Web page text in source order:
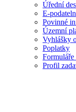
Úřední
E-
Povinné
Územní
Vyhlášky
Poplatky
Formuláře
Profil